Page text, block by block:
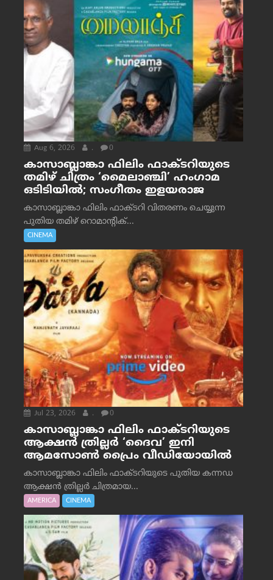
Aug 6, 2026 . 0
കാസാബ്ലാങ്കാ ഫിലിം ഫാക്ടറിയുടെ
തമിഴ് ചിത്രം ‘മൈലാഞ്ചി’ ഹംഗാമ
ഒടിടിയിൽ; സംഗീതം ഇളയരാജ
കാസാബ്ലാങ്കാ ഫിലിം ഫാക്ടറി വിതരണം ചെയ്യുന്ന
പുതിയ തമിഴ് റൊമാന്റിക്...
CINEMA
Jul 23, 2026 . 0
കാസാബ്ലാങ്കാ ഫിലിം ഫാക്ടറിയുടെ
ആക്ഷൻ ത്രില്ലർ ‘ദൈവ’ ഇനി
ആമസോൺ പ്രൈം വീഡിയോയിൽ
കാസാബ്ലാങ്കാ ഫിലിം ഫാക്ടറിയുടെ പുതിയ കന്നഡ
ആക്ഷൻ ത്രില്ലർ ചിത്രമായ...
AMERICA CINEMA